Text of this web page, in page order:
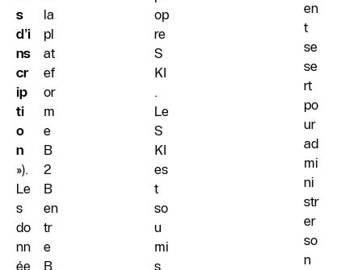
s
d’i
ns
cr
ip
ti
o
n
»).
Le
s
do
nn
ée
la
pl
at
ef
or
m
e
B
2
B
en
tr
e
B
op
re
S
KI
.
Le
S
KI
es
t
so
u
mi
s
en
t
se
se
rt
po
ur
ad
mi
ni
str
er
so
n